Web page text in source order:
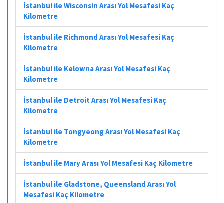
İstanbul ile Wisconsin Arası Yol Mesafesi Kaç
Kilometre
İstanbul ile Richmond Arası Yol Mesafesi Kaç
Kilometre
İstanbul ile Kelowna Arası Yol Mesafesi Kaç
Kilometre
İstanbul ile Detroit Arası Yol Mesafesi Kaç
Kilometre
İstanbul ile Tongyeong Arası Yol Mesafesi Kaç
Kilometre
İstanbul ile Mary Arası Yol Mesafesi Kaç Kilometre
İstanbul ile Gladstone, Queensland Arası Yol
Mesafesi Kaç Kilometre